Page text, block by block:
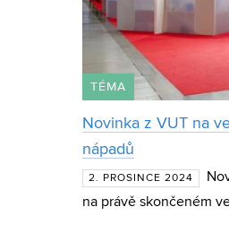
TÉMA
Novinka z VUT na
nápadů
2. PROSINCE 2024
na právě skončeném